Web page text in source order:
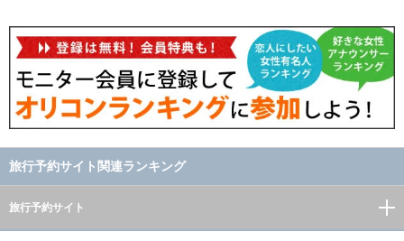
旅行予約サイト関連ランキング
旅行予約サイト